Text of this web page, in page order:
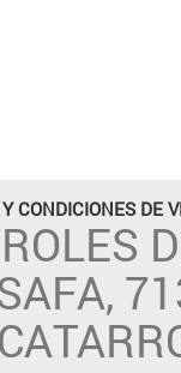
CONDICIONES DE